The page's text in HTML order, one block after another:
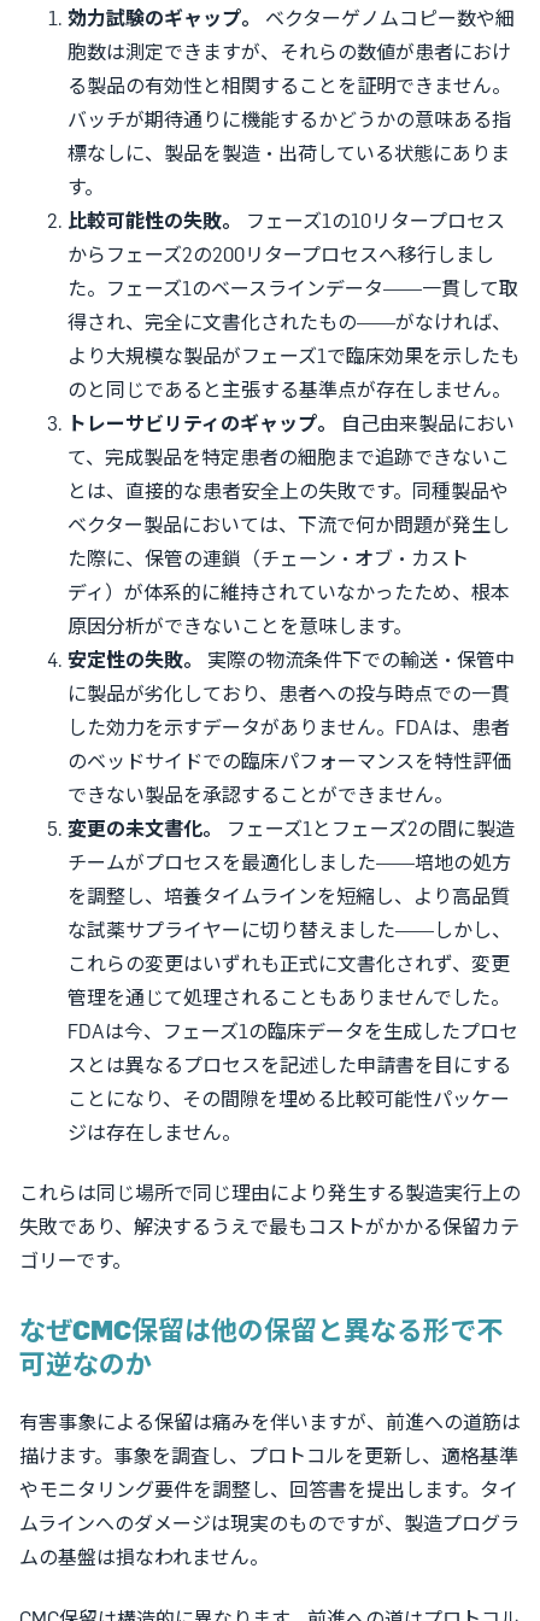
効力試験のギャップ。
ベクターゲノムコピー数や細
胞数は測定できますが、それらの数値が患者におけ
る製品の有効性と相関することを証明できません。
バッチが期待通りに機能するかどうかの意味ある指
標なしに、製品を製造・出荷している状態にありま
す。
比較可能性の失敗。
フェーズ1の10リタープロセス
からフェーズ2の200リタープロセスへ移行しまし
た。フェーズ1のベースラインデータ——一貫して取
得され、完全に文書化されたもの——がなければ、
より大規模な製品がフェーズ1で臨床効果を示したも
のと同じであると主張する基準点が存在しません。
トレーサビリティのギャップ。
自己由来製品におい
て、完成製品を特定患者の細胞まで追跡できないこ
とは、直接的な患者安全上の失敗です。同種製品や
ベクター製品においては、下流で何か問題が発生し
た際に、保管の連鎖（チェーン・オブ・カスト
ディ）が体系的に維持されていなかったため、根本
原因分析ができないことを意味します。
安定性の失敗。
実際の物流条件下での輸送・保管中
に製品が劣化しており、患者への投与時点での一貫
した効力を示すデータがありません。FDAは、患者
のベッドサイドでの臨床パフォーマンスを特性評価
できない製品を承認することができません。
変更の未文書化。
フェーズ1とフェーズ2の間に製造
チームがプロセスを最適化しました——培地の処方
を調整し、培養タイムラインを短縮し、より高品質
な試薬サプライヤーに切り替えました——しかし、
これらの変更はいずれも正式に文書化されず、変更
管理を通じて処理されることもありませんでした。
FDAは今、フェーズ1の臨床データを生成したプロセ
スとは異なるプロセスを記述した申請書を目にする
ことになり、その間隙を埋める比較可能性パッケー
ジは存在しません。
これらは同じ場所で同じ理由により発生する製造実行上の
失敗であり、解決するうえで最もコストがかかる保留カテ
ゴリーです。
なぜCMC保留は他の保留と異なる形で不
可逆なのか
有害事象による保留は痛みを伴いますが、前進への道筋は
描けます。事象を調査し、プロトコルを更新し、適格基準
やモニタリング要件を調整し、回答書を提出します。タイ
ムラインへのダメージは現実のものですが、製造プログラ
ムの基盤は損なわれません。